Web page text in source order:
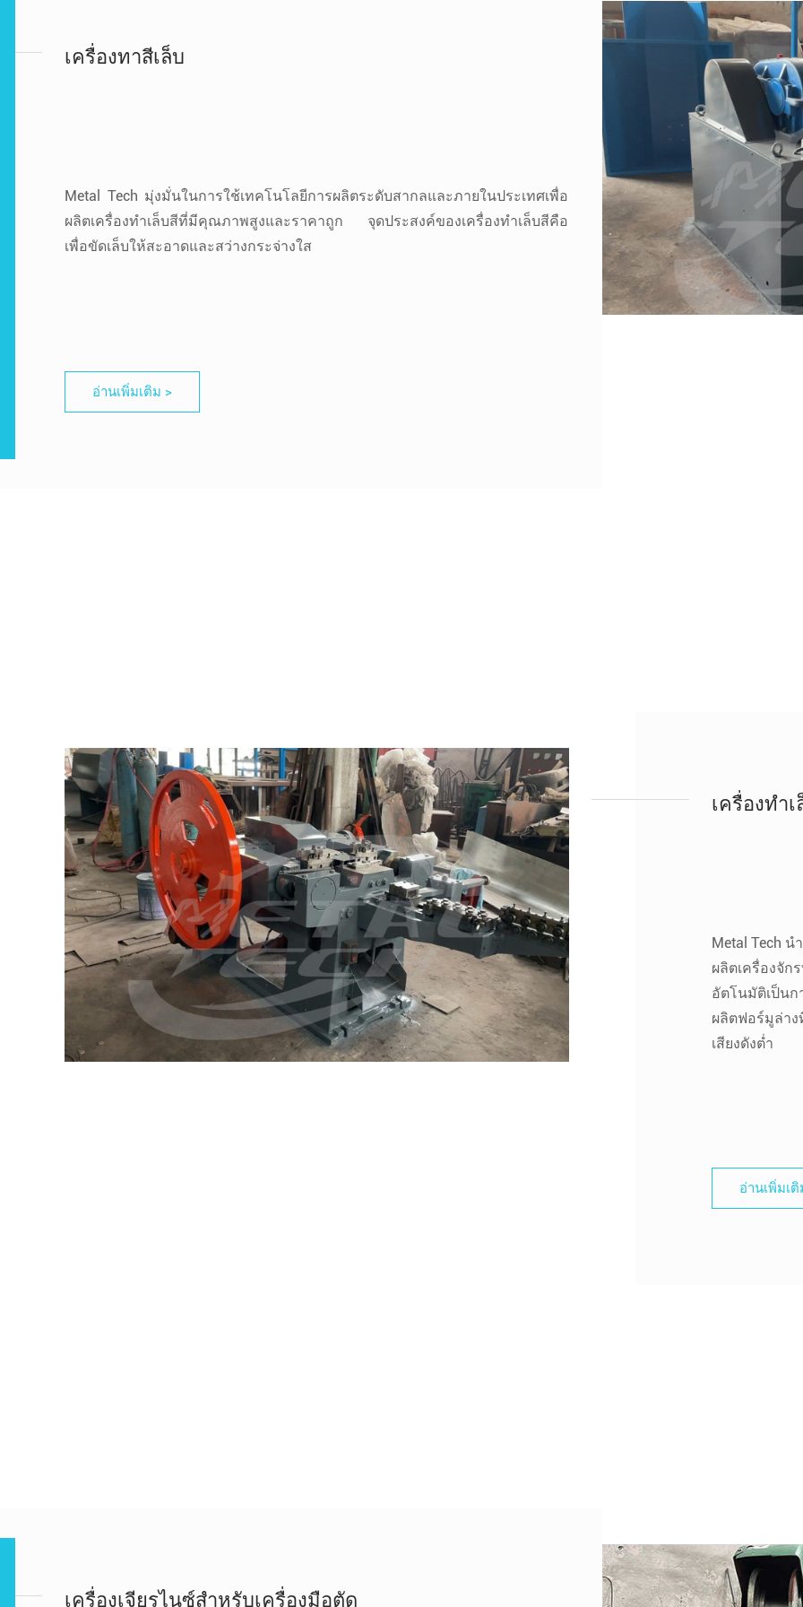
เครื่องทาสีเล็บ
Metal Tech มุ่งมั่นในการใช้เทคโนโลยีการผลิตระดับสากลและภายในประเทศเพื่อ
ผลิตเครื่องทำเล็บสีที่มีคุณภาพสูงและราคาถูก จุดประสงค์ของเครื่องทำเล็บสีคือ
เพื่อขัดเล็บให้สะอาดและสว่างกระจ่างใส
อ่านเพิ่มเติม >
เครื่องทำ
Metal Tech
ผลิตเครื่องจั
อัตโนมัติเป็น
ผลิตฟอร์มูล่าง
เสียงดังต่ำ
อ่านเพิ่มเติ
เครื่องเจียรไนซ์สำหรับเครื่องมือตัด